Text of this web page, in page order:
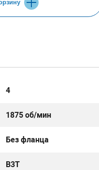
4
1875 об/мин
Без фланца
B3T